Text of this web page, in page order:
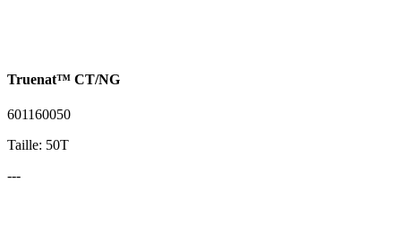
Truenat™ CT/NG
601160050
Taille: 50T
---